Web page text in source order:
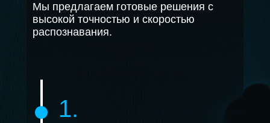
1.
Мы предлагаем готовые решения с
высокой точностью и скоростью
распознавания.